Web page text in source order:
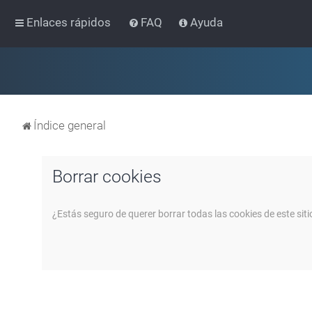
Enlaces rápidos FAQ Ayuda
Índice general
Borrar cookies
¿Estás seguro de querer borrar todas las cookies de este